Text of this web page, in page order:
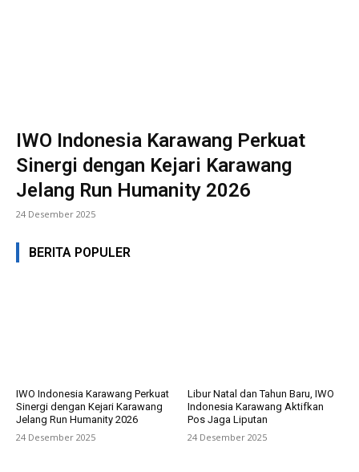
IWO Indonesia Karawang Perkuat
Sinergi dengan Kejari Karawang
Jelang Run Humanity 2026
24 Desember 2025
BERITA POPULER
IWO Indonesia Karawang Perkuat
Sinergi dengan Kejari Karawang
Jelang Run Humanity 2026
24 Desember 2025
Libur Natal dan Tahun Baru, IWO
Indonesia Karawang Aktifkan
Pos Jaga Liputan
24 Desember 2025